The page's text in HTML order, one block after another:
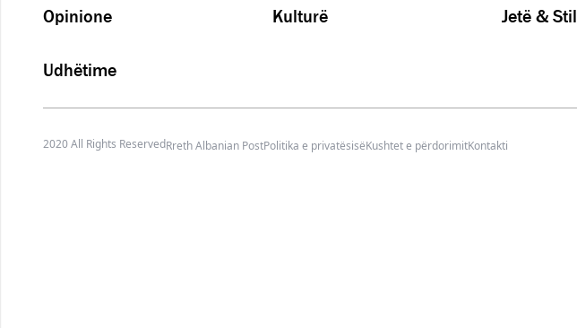
Opinione Kulturë Jetë & Stil
Udhëtime
2020 All Rights ReservedRreth Albanian PostPolitika e privatësisëKushtet e përdorimitKontakti